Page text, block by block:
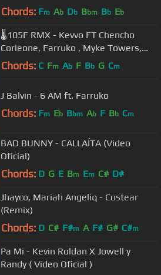
(Remix) [Video Oficial]
Chords: Fm Ab Db Bbm Bb Eb
🌡105F RMX - Kevvo FT Chencho
Corleone, Farruko , Myke Towers,
Arcangel, Ñengo Flow, Darell,
Chords: C Fm Ab F Bb G Cm
J Balvin - 6 AM ft. Farruko
Chords: Fm Eb Bbm Ab F Bb Cm
BAD BUNNY - CALLAÍTA (Video
Oficial)
Chords: D G E Bm Em C# D#
Jhayco, Mariah Angeliq - Costear
(Remix)
Chords: D C# F#m A F# G# C#m
Pa Mi - Kevin Roldan X Jowell y
Randy ( Video Oficial )